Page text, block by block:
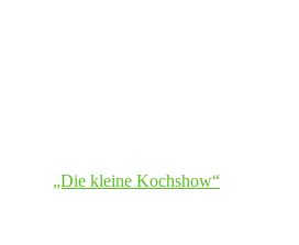
„Die kleine Kochshow“